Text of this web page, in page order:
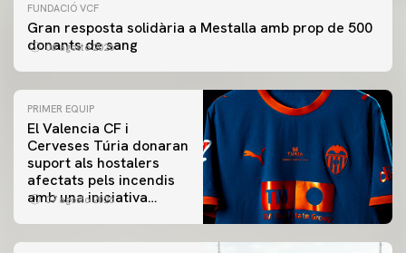
FUNDACIÓ VCF
Gran resposta solidària a Mestalla amb prop de 500
donants de sang
06 agosto 2026
PRIMER EQUIP
El Valencia CF i
Cerveses Túria donaran
suport als hostalers
afectats pels incendis
amb una iniciativa
07 agosto 2026